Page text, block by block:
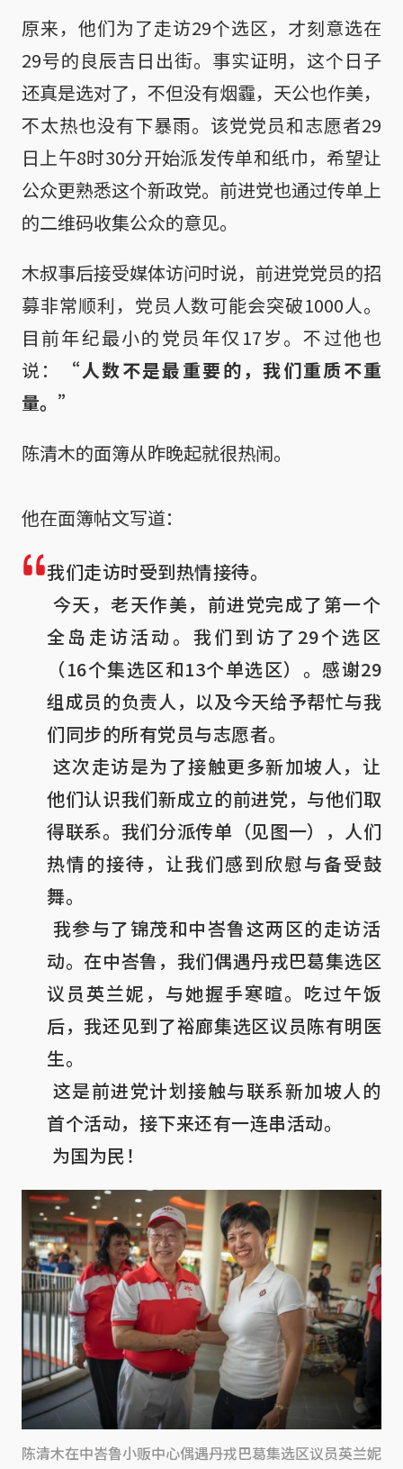
原来，他们为了走访29个选区，才刻意选在
29号的良辰吉日出街。事实证明，这个日子
还真是选对了，不但没有烟霾，天公也作美，
不太热也没有下暴雨。该党党员和志愿者29
日上午8时30分开始派发传单和纸巾，希望让
公众更熟悉这个新政党。前进党也通过传单上
的二维码收集公众的意见。
木叔事后接受媒体访问时说，前进党党员的招
募非常顺利，党员人数可能会突破1000人。
目前年纪最小的党员年仅17岁。不过他也
说：
“人数不是最重要的，我们重质不重
量。”
陈清木的面簿从昨晚起就很热闹。
他在面簿帖文写道：
我们走访时受到热情接待。
全岛走访活动。我们到访了29个选区
（16个集选区和13个单选区）。感谢29
组成员的负责人，以及今天给予帮忙与我
们同步的所有党员与志愿者。
他们认识我们新成立的前进党，与他们取
得联系。我们分派传单（见图一），人们
热情的接待，让我们感到欣慰与备受鼓
舞。
动。在中峇鲁，我们偶遇丹戎巴葛集选区
议员英兰妮，与她握手寒暄。吃过午饭
后，我还见到了裕廊集选区议员陈有明医
生。
首个活动，接下来还有一连串活动。
为国为民！
陈清木在中峇鲁小贩中心偶遇丹戎巴葛集选区议员英兰妮